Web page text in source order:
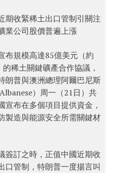
期收緊稀土出口管制引關注
業公司股價普遍上漲
布規模高達85億美元（約
稀土關鍵礦產合作協議，
朗普與澳洲總理阿爾巴尼斯
）周一（21日）共
宣布在多個項目提供資金，
製造與能源安全所需關鍵材
簽訂之時，正值中國近期收
口管制，特朗普一度揚言叫